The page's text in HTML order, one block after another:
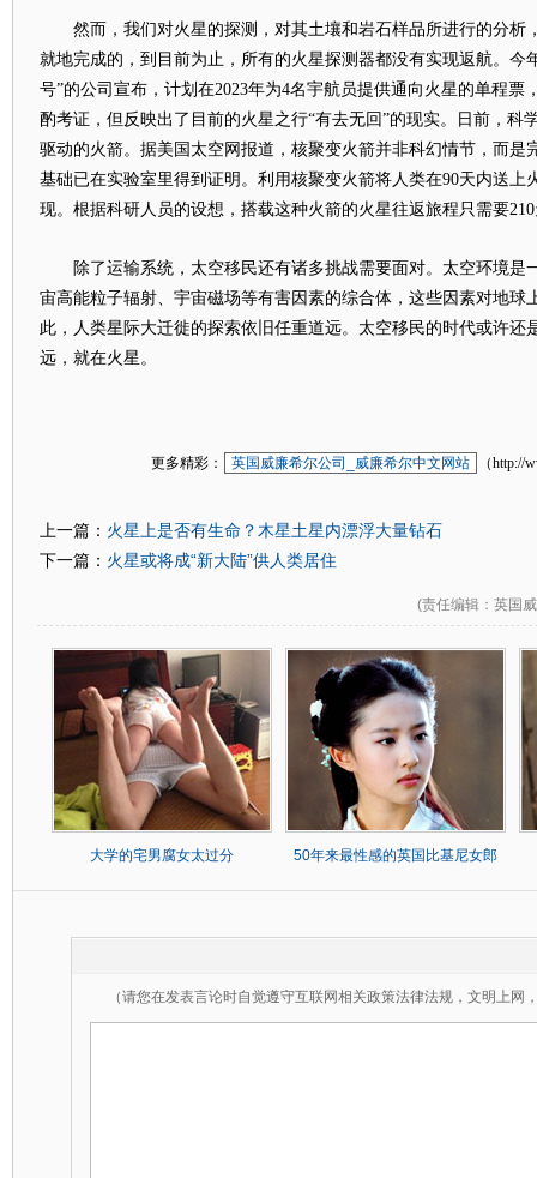
然而，我们对火星的探测，对其土壤和岩石样品所进行的分析
就地完成的，到目前为止，所有的火星探测器都没有实现返航。今
号”的公司宣布，计划在2023年为4名宇航员提供通向火星的单程票
酌考证，但反映出了目前的火星之行“有去无回”的现实。日前，科
驱动的火箭。据美国太空网报道，核聚变火箭并非科幻情节，而是
基础已在实验室里得到证明。利用核聚变火箭将人类在90天内送上
现。根据科研人员的设想，搭载这种火箭的火星往返旅程只需要
除了运输系统，太空移民还有诸多挑战需要面对。太空环境是
宙高能粒子辐射、宇宙磁场等有害因素的综合体，这些因素对地球
此，人类星际大迁徙的探索依旧任重道远。太空移民的时代或许还
远，就在火星。
更多精彩： 英国威廉希尔公司_威廉希尔中文网站 （http://
上一篇： 火星上是否有生命？木星土星内漂浮大量钻石
下一篇： 火星或将成“新大陆”供人类居住
(责任编辑 ：英国
大学的宅男腐女太过分 50年来最性感的英国比基尼女郎
（请您在发表言论时自觉遵守互联网相关政策法律法规，文明上网